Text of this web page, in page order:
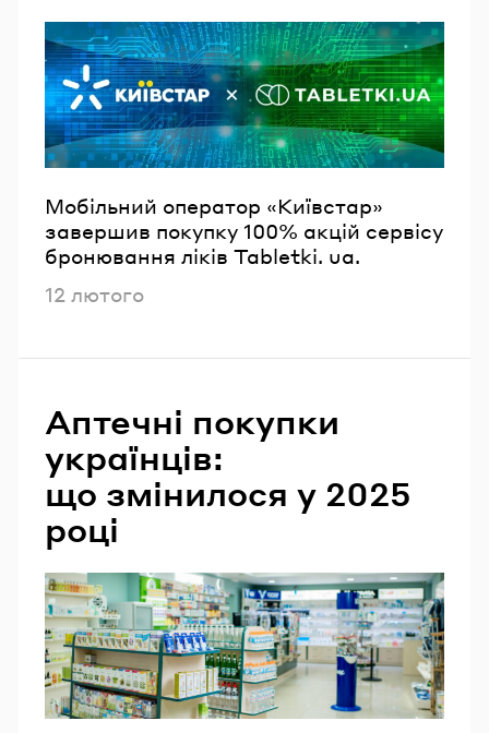
Мобільний оператор «Київстар»
завершив покупку 100% акцій сервісу
бронювання ліків Tabletki. ua.
Опубліковано
12 лютого
Аптечні покупки
українців:
що змінилося у 2025
році